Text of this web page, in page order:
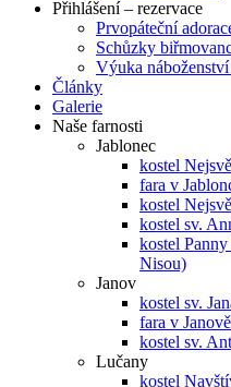
Přihlášení – rezervace
Prvopáteční
Schůzky
Výuka
Články
Galerie
Naše farnosti
Jablonec
kostel
fara v
kostel
kostel sv.
kostel
Nisou)
Janov
kostel sv.
fara v
kostel sv.
Lučany
kostel